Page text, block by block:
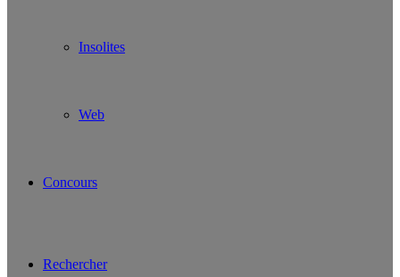
Insolites
Web
Concours
Rechercher